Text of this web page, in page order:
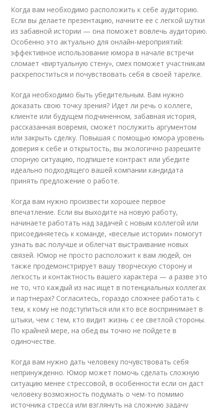
Когда вам необходимо расположить к себе аудиторию.
Если вы делаете презентацию, начните ее с легкой шутки
из забавной истории — она поможет вовлечь аудиторию.
Особенно это актуально для онлайн-мероприятий:
эффективное использование юмора в начале встречи
сломает «виртуальную стену», смех поможет участникам
раскрепоститься и почувствовать себя в своей тарелке.
Когда необходимо быть убедительным. Вам нужно
доказать свою точку зрения? Идет ли речь о коллеге,
клиенте или будущем подчиненном, забавная история,
рассказанная вовремя, сможет послужить аргументом
или закрыть сделку. Повышая с помощью юмора уровень
доверия к себе и открытость, вы экологично разрешите
спорную ситуацию, подпишете контракт или убедите
идеально подходящего вашей компании кандидата
принять предложение о работе.
Когда вам нужно произвести хорошее первое
впечатление. Если вы выходите на новую работу,
начинаете работать над задачей с новым коллегой или
присоединяетесь к команде, «веселые истории» помогут
узнать вас получше и облегчат выстраивание новых
связей. Юмор не просто расположит к вам людей, он
также продемонстрирует вашу творческую сторону и
легкость и контактность вашего характера — а разве это
не то, что каждый из нас ищет в потенциальных коллегах
и партнерах? Согласитесь, гораздо сложнее работать с
тем, к кому не подступиться или кто все воспринимает в
штыки, чем с тем, кто видит жизнь с ее светлой стороны.
По крайней мере, на обед вы точно не пойдете в
одиночестве.
Когда вам нужно дать человеку почувствовать себя
непринужденно. Юмор может помочь сделать сложную
ситуацию менее стрессовой, в особенности если он даст
человеку возможность подумать о чем-то помимо
источника стресса или взглянуть на сложную задачу